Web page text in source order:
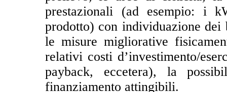
prestazionali (ad esempio: i
prodotto) con individuazione dei
le misure migliorative
relativi costi d’investimento/
payback, eccetera), la
finanziamento attingibili.